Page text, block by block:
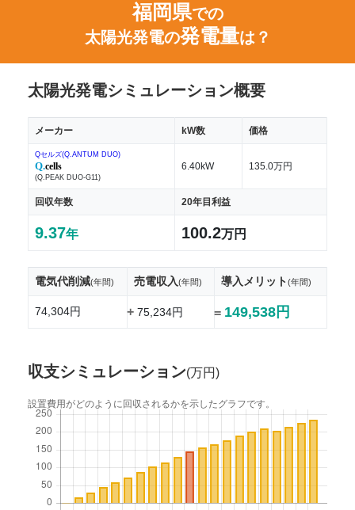
福岡県での
太陽光発電の発電量は？
太陽光発電シミュレーション概要
メーカー kW数 価格
Qセルズ(Q.ANTUM DUO)
Q.cells
(Q.PEAK DUO-G11)
6.40kW 135.0万円
回収年数 20年目利益
9.37年 100.2万円
電気代削減(年間) 売電収入(年間) 導入メリット(年間)
74,304円 +75,234円 = 149,538円
収支シミュレーション(万円)
設置費用がどのように回収されるかを示したグラフです。